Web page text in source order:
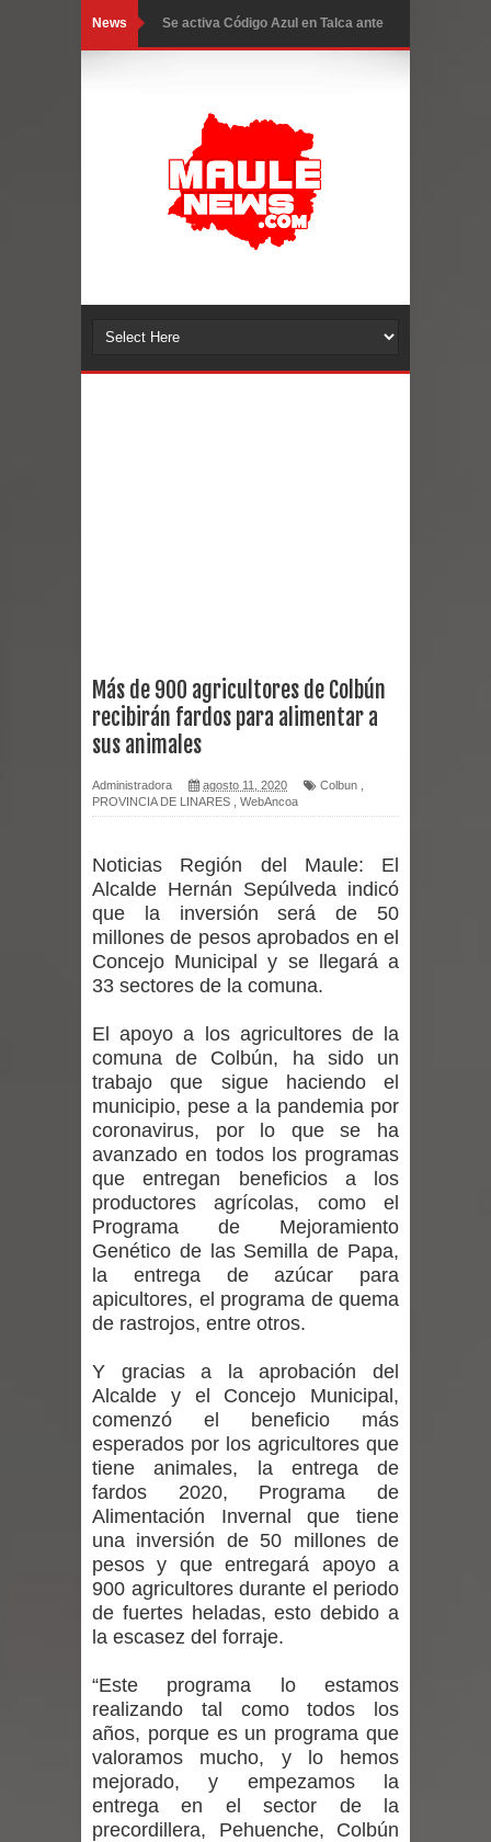
News Se activa Código Azul en Talca ante
GORE Maule figura tercero a nivel
nacional en gasto por viajes y
traslados con $133 millones
Dos internos intentaron escapar por
Temporal obliga a cerrar
equipos en la Fiesta del Chancho
Alerta por hantavirus: expertos piden
Matrimonios Linarenses Celebraron
Bodas de Oro
Departamento Comunal de Salud de
Curicó desarrollará jornada de
vacunación contra la Influenza y otros
virus respiratorios
Empedrado desarrolló con éxito el
desafío guerreros 2026
Banda linarense Los Remembers
regresa de Brasil tras impulsar un
con comunidades escolares
Alta positividad en influenza hace que
expertos reiteren llamado a
vacunarse
Mario Meza endurece críticas contra
ministra de Salud por dejar fuera a
Linares: “No dará la cara”
Seremi de Desarrollo Social y Familia
mantiene despliegue para apoyar a
niños y adolescentes durante la
Más de 900 agricultores de Colbún
recibirán fardos para alimentar a
sus animales
Administradora agosto 11, 2020 Colbun
PROVINCIA DE LINARES
WebAncoa
Noticias Región del Maule: El
Alcalde Hernán Sepúlveda indicó
que la inversión será de 50
millones de pesos aprobados en el
Concejo Municipal y se llegará a
33 sectores de la comuna.
El apoyo a los agricultores de la
comuna de Colbún, ha sido un
trabajo que sigue haciendo el
municipio, pese a la pandemia por
coronavirus, por lo que se ha
avanzado en todos los programas
que entregan beneficios a los
productores agrícolas, como el
Programa de Mejoramiento
Genético de las Semilla de Papa,
la entrega de azúcar para
apicultores, el programa de quema
de rastrojos, entre otros.
Y gracias a la aprobación del
Alcalde y el Concejo Municipal,
comenzó el beneficio más
esperados por los agricultores que
tiene animales, la entrega de
fardos 2020, Programa de
Alimentación Invernal que tiene
una inversión de 50 millones de
pesos y que entregará apoyo a
900 agricultores durante el periodo
de fuertes heladas, esto debido a
la escasez del forraje.
“Este programa lo estamos
realizando tal como todos los
años, porque es un programa que
valoramos mucho, y lo hemos
mejorado, y empezamos la
entrega en el sector de la
precordillera, Pehuenche, Colbún